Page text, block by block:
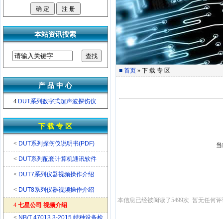
本站资讯搜索
产 品 中 心
4 DUT系列数字式超声波探伤仪
下 载 专 区
< DUT系列探伤仪说明书(PDF)
< DUT系列配套计算机通讯软件
< DUT7系列仪器视频操作介绍
< DUT8系列仪器视频操作介绍
4 七星公司 视频介绍
< NB/T 47013.3-2015 特种设备检
■ 首页 » 下 载 专 区
本信息已经被阅读了5499次 暂无任何